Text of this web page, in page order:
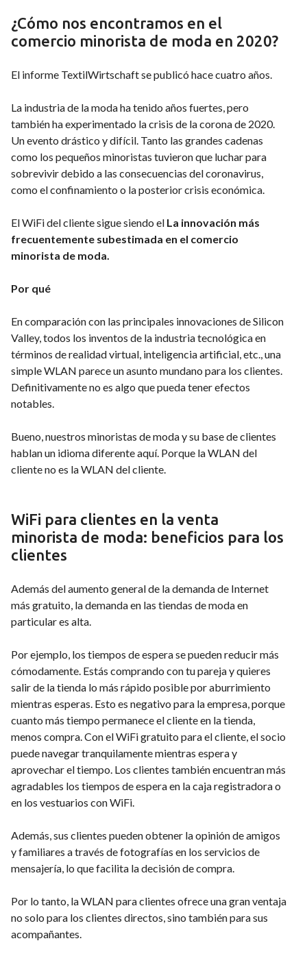
¿Cómo nos encontramos en el
comercio minorista de moda en 2020?
El informe TextilWirtschaft se publicó hace cuatro años.
La industria de la moda ha tenido años fuertes, pero
también ha experimentado la crisis de la corona de 2020.
Un evento drástico y difícil. Tanto las grandes cadenas
como los pequeños minoristas tuvieron que luchar para
sobrevivir debido a las consecuencias del coronavirus,
como el confinamiento o la posterior crisis económica.
El WiFi del cliente sigue siendo el La innovación más
frecuentemente subestimada en el comercio
minorista de moda.
Por qué
En comparación con las principales innovaciones de Silicon
Valley, todos los inventos de la industria tecnológica en
términos de realidad virtual, inteligencia artificial, etc., una
simple WLAN parece un asunto mundano para los clientes.
Definitivamente no es algo que pueda tener efectos
notables.
Bueno, nuestros minoristas de moda y su base de clientes
hablan un idioma diferente aquí. Porque la WLAN del
cliente no es la WLAN del cliente.
WiFi para clientes en la venta
minorista de moda: beneficios para los
clientes
Además del aumento general de la demanda de Internet
más gratuito, la demanda en las tiendas de moda en
particular es alta.
Por ejemplo, los tiempos de espera se pueden reducir más
cómodamente. Estás comprando con tu pareja y quieres
salir de la tienda lo más rápido posible por aburrimiento
mientras esperas. Esto es negativo para la empresa, porque
cuanto más tiempo permanece el cliente en la tienda,
menos compra. Con el WiFi gratuito para el cliente, el socio
puede navegar tranquilamente mientras espera y
aprovechar el tiempo. Los clientes también encuentran más
agradables los tiempos de espera en la caja registradora o
en los vestuarios con WiFi.
Además, sus clientes pueden obtener la opinión de amigos
y familiares a través de fotografías en los servicios de
mensajería, lo que facilita la decisión de compra.
Por lo tanto, la WLAN para clientes ofrece una gran ventaja
no solo para los clientes directos, sino también para sus
acompañantes.